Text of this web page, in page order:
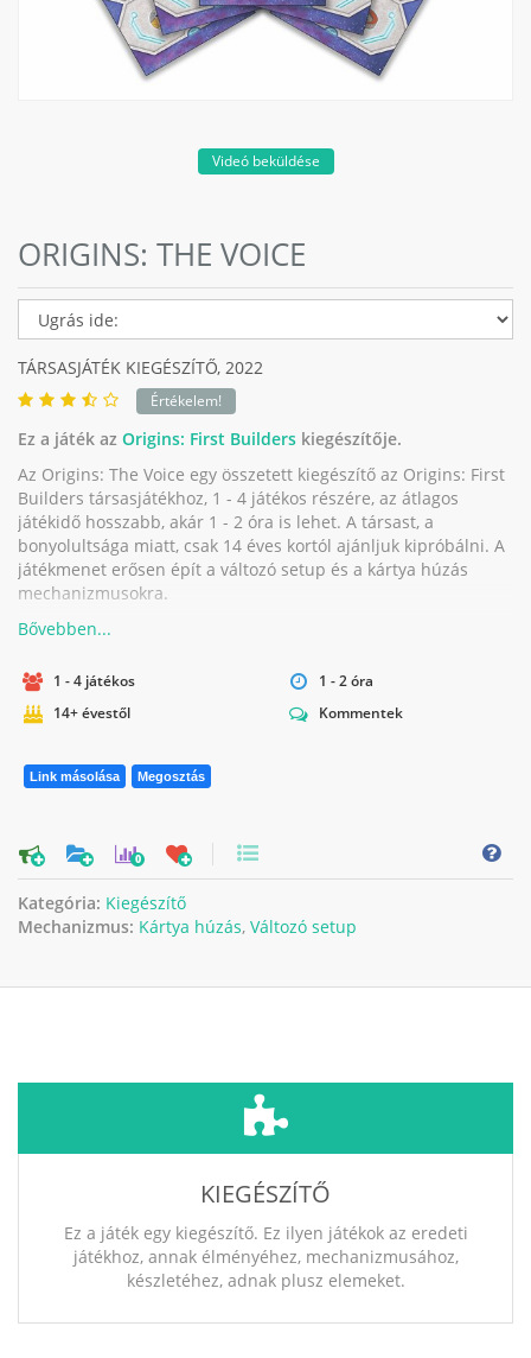
Videó beküldése
ORIGINS: THE VOICE
TÁRSASJÁTÉK KIEGÉSZÍTŐ, 2022
Értékelem!
Ez a játék az Origins: First Builders kiegészítője.
Az Origins: The Voice egy összetett kiegészítő az Origins: First
Builders társasjátékhoz, 1 - 4 játékos részére, az átlagos
játékidő hosszabb, akár 1 - 2 óra is lehet. A társast, a
bonyolultsága miatt, csak 14 éves kortól ajánljuk kipróbálni. A
játékmenet erősen épít a változó setup és a kártya húzás
mechanizmusokra.
1 - 4 játékos
1 - 2 óra
14+ évestől
Kommentek
Link másolása Megosztás
0
Kategória: Kiegészítő
Mechanizmus: Kártya húzás, Változó setup
KIEGÉSZÍTŐ
Ez a játék egy kiegészítő. Ez ilyen játékok az eredeti
játékhoz, annak élményéhez, mechanizmusához,
készletéhez, adnak plusz elemeket.